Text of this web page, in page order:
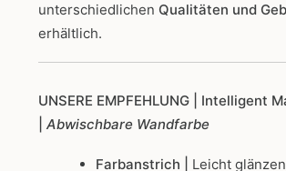
unterschiedlichen Qualitäten und
erhältlich.
UNSERE EMPFEHLUNG
| Intelligent
Abwischbare Wandfarbe
Farbanstrich | Leicht